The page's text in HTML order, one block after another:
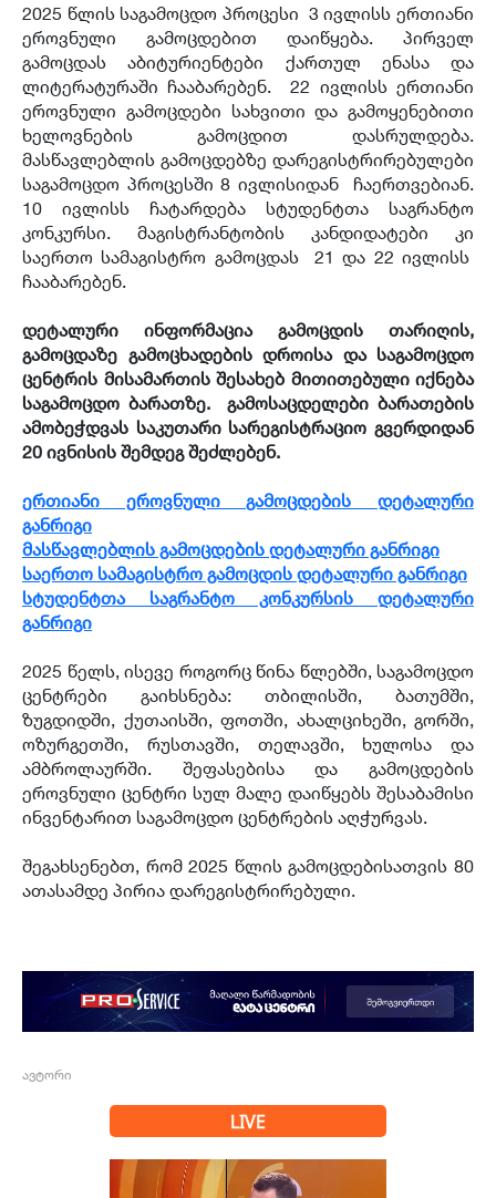
2025 წლის საგამოცდო პროცესი 3 ივლისს ერთიანი
ეროვნული გამოცდებით დაიწყება. პირველ
გამოცდას აბიტურიენტები ქართულ ენასა და
ლიტერატურაში ჩააბარებენ. 22 ივლისს ერთიანი
ეროვნული გამოცდები სახვითი და გამოყენებითი
ხელოვნების გამოცდით დასრულდება.
მასწავლებლის გამოცდებზე დარეგისტრირებულები
საგამოცდო პროცესში 8 ივლისიდან ჩაერთვებიან.
10 ივლისს ჩატარდება სტუდენტთა საგრანტო
კონკურსი. მაგისტრანტობის კანდიდატები კი
საერთო სამაგისტრო გამოცდას 21 და 22 ივლისს
ჩააბარებენ.
დეტალური ინფორმაცია გამოცდის თარიღის,
გამოცდაზე გამოცხადების დროისა და საგამოცდო
ცენტრის მისამართის შესახებ მითითებული იქნება
საგამოცდო ბარათზე. გამოსაცდელები ბარათების
ამობეჭდვას საკუთარი სარეგისტრაციო გვერდიდან
20 ივნისის შემდეგ შეძლებენ.
ერთიანი ეროვნული გამოცდების დეტალური
განრიგი
მასწავლებლის გამოცდების დეტალური განრიგი
საერთო სამაგისტრო გამოცდის დეტალური განრიგი
სტუდენტთა საგრანტო კონკურსის დეტალური
განრიგი
2025 წელს, ისევე როგორც წინა წლებში, საგამოცდო
ცენტრები გაიხსნება: თბილისში, ბათუმში,
ზუგდიდში, ქუთაისში, ფოთში, ახალციხეში, გორში,
ოზურგეთში, რუსთავში, თელავში, ხულოსა და
ამბროლაურში. შეფასებისა და გამოცდების
ეროვნული ცენტრი სულ მალე დაიწყებს შესაბამისი
ინვენტარით საგამოცდო ცენტრების აღჭურვას.
შეგახსენებთ, რომ 2025 წლის გამოცდებისათვის 80
ათასამდე პირია დარეგისტრირებული.
ავტორი
LIVE